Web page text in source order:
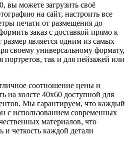
вы можете загрузить своё
на сайт, настроить все
печати от размещения до
заказ с доставкой прямо к
является одним из самых
своему универсальному формату,
портретов, так и для пейзажей или
соотношение цены и
на холсте 40х60 доступной для
Мы гарантируем, что каждый
с использованием современных
материалов, что
и четкость каждой детали